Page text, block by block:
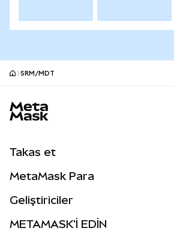
SRM/MDT
Takas et
Perps
MetaMask Para
Geliştiriciler
METAMASK'İ EDİN